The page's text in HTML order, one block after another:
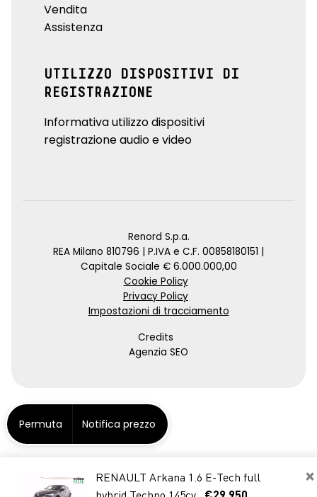
×
RENAULT Arkana 1.6 E-Tech full
Vendita
Assistenza
UTILIZZO DISPOSITIVI DI
REGISTRAZIONE
Informativa utilizzo dispositivi
registrazione audio e video
Renord S.p.a.
REA Milano 810796 | P.IVA e C.F. 00858180151 |
Capitale Sociale € 6.000.000,00
Cookie Policy
Privacy Policy
Impostazioni di tracciamento
Credits
Agenzia SEO
Permuta Notifica prezzo